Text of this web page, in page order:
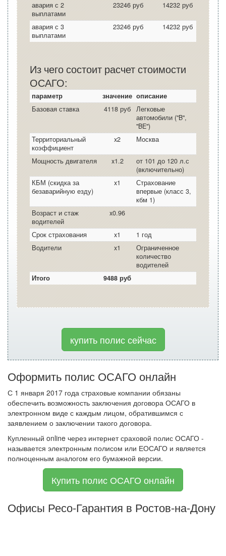
авария с 2
выплатами
23246 руб 14232 руб
авария с 3
выплатами
23246 руб 14232 руб
Из чего состоит расчет стоимости
ОСАГО:
параметр значение описание
Базовая ставка
4118 руб
Легковые
автомобили ("B",
"BE")
Территориальный
коэффициент
x2 Москва
Мощность двигателя x1.2
от 101 до 120 л.с
(включительно)
КБМ (скидка за
безаварийную езду)
x1
Страхование
впервые (класс 3,
кбм 1)
Возраст и стаж
водителей
x0.96
Срок страхования x1
1 год
Водители
x1
Ограниченное
количество
водителей
Итого
9488 руб
купить полис сейчас
Оформить полис ОСАГО онлайн
С 1 января 2017 года страховые компании обязаны
обеспечить возможность заключения договора ОСАГО в
электронном виде с каждым лицом, обратившимся с
заявлением о заключении такого договора.
Купленный online через интернет сраховой полис ОСАГО -
называется электронным полисом или ЕОСАГО и является
полноценным аналогом его бумажной версии.
Купить полис ОСАГО онлайн
Офисы Ресо-Гарантия в Ростов-на-Дону